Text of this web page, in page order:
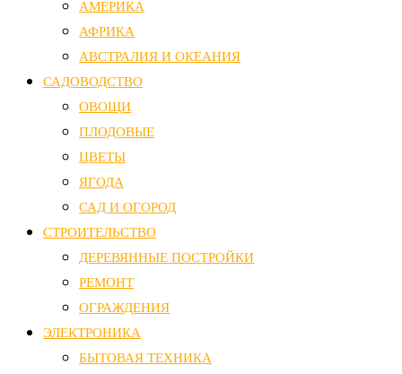
АМЕРИКА
АФРИКА
АВСТРАЛИЯ И ОКЕАНИЯ
САДОВОДСТВО
ОВОЩИ
ПЛОДОВЫЕ
ЦВЕТЫ
ЯГОДА
САД И ОГОРОД
СТРОИТЕЛЬСТВО
ДЕРЕВЯННЫЕ ПОСТРОЙКИ
РЕМОНТ
ОГРАЖДЕНИЯ
ЭЛЕКТРОНИКА
БЫТОВАЯ ТЕХНИКА